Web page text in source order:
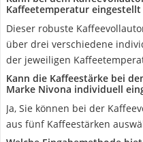
Kaffeetemperatur eingestellt
Dieser robuste
über drei verschiedene
der jeweiligen
Kann die Kaffeestärke bei
Marke Nivona individuell
Ja, Sie können bei der
aus fünf Kaffeestärken